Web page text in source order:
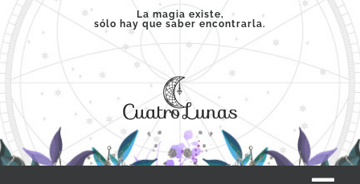
Saltar
contenido
La magia existe,
sólo hay que saber encontrarla.